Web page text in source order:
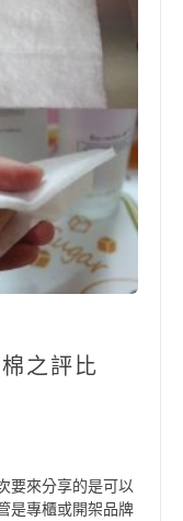
之評比
要來分享的是可以
是專櫃或開架品牌